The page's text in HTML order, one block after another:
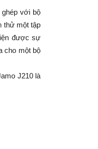
với bộ
thử một tập
được sự
cho một bộ
J210 là